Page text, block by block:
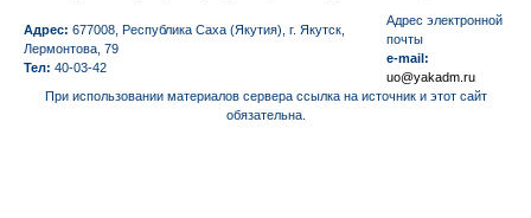
Адрес: 677008, Республика Саха (Якутия), г. Якутск,
Лермонтова, 79
Тел: 40-03-42
Aдрес электронной
почты
e-mail:
uo@yakadm.ru
При использовании материалов сервера ссылка на источник и этот сайт
обязательна.